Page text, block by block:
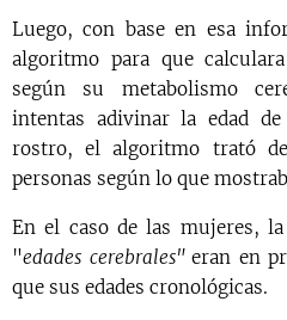
Luego, con base en esa
algoritmo para que
según su metabolismo
intentas adivinar la edad
rostro, el algoritmo trató
personas según lo que
En el caso de las mujeres,
"edades cerebrales"eran en
que sus edades cronológicas.